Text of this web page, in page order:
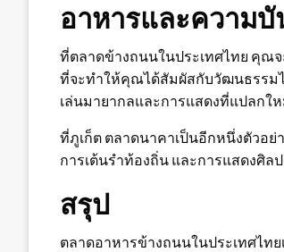
อาหารและความบั
ที่ตลาดข้างถนนในประเทศไทย คุณ
ที่จะทำให้คุณได้สัมผัสกับวัฒนธรรม
เล่นมายากลและการแสดงที่แปลกใ
ที่ภูเก็ต ตลาดนาคาเป็นอีกหนึ่งตัวอ
การเต้นรำท้องถิ่น และการแสดงศิ
สรุป
ตลาดอาหารข้างถนนในประเทศไ